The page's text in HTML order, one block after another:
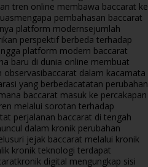
tren online membawa baccarat ke
mengapa pembahasan baccarat
platform modernsejumlah
perspektif berbeda terhadap
platform modern baccarat
baru di dunia online membuat
observasibaccarat dalam kacamata
yang berbedacatatan perubahan
baccarat masuk ke percakapan
melalui sorotan terhadap
perjalanan baccarat di tengah
dalam kronik perubahan
jejak baccarat melalui kronik
kronik teknologi terdapat
kronik digital mengungkap sisi